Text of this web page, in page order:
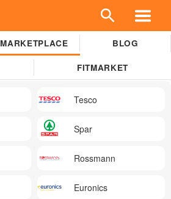
MARKETPLACE BLOG
FITMARKET
Tesco
Spar
Rossmann
Euronics